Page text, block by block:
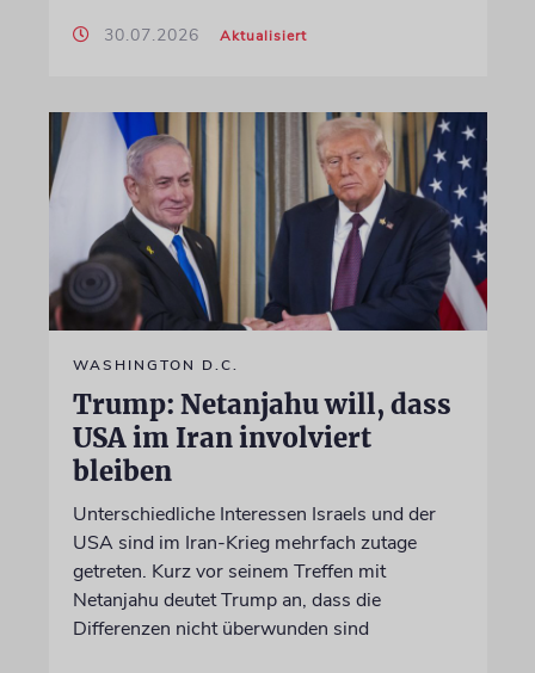
30.07.2026 Aktualisiert
WASHINGTON D.C.
Trump: Netanjahu will, dass
USA im Iran involviert
bleiben
Unterschiedliche Interessen Israels und der
USA sind im Iran-Krieg mehrfach zutage
getreten. Kurz vor seinem Treffen mit
Netanjahu deutet Trump an, dass die
Differenzen nicht überwunden sind